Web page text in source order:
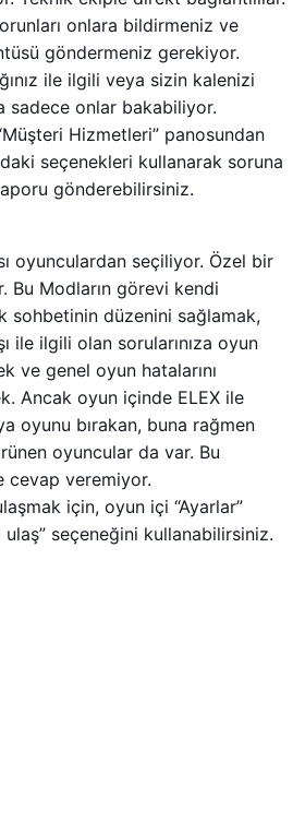
onlara bildirmeniz ve
göndermeniz gerekiyor.
ile ilgili veya sizin kalenizi
sadece onlar bakabiliyor.
Hizmetleri” panosundan
seçenekleri kullanarak soruna
gönderebilirsiniz.
oyunculardan seçiliyor. Özel bir
Bu Modların görevi kendi
sohbetinin düzenini sağlamak,
ile ilgili olan sorularınıza oyun
ve genel oyun hatalarını
Ancak oyun içinde ELEX ile
oyunu bırakan, buna rağmen
oyuncular da var. Bu
cevap veremiyor.
için, oyun içi “Ayarlar”
ulaş” seçeneğini kullanabilirsiniz.